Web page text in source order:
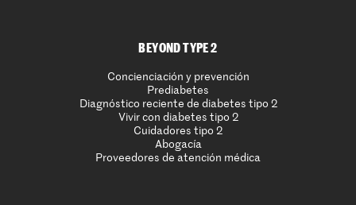
BEYOND TYPE 2
Concienciación y prevención
Prediabetes
Diagnóstico reciente de diabetes tipo 2
Vivir con diabetes tipo 2
Cuidadores tipo 2
Abogacía
Proveedores de atención médica